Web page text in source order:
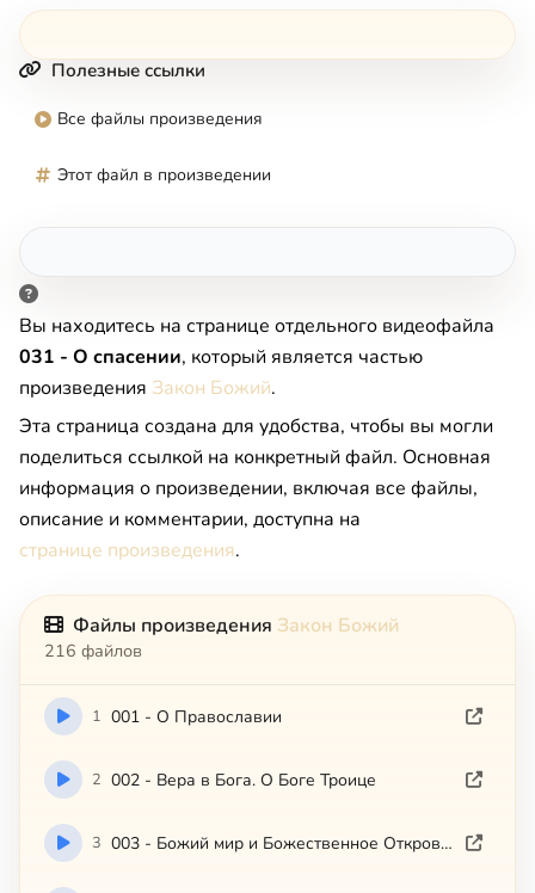
Полезные ссылки
Все файлы произведения
Этот файл в произведении
Вы находитесь на странице отдельного видеофайла
031 - О спасении, который является частью
произведения Закон Божий.
Эта страница создана для удобства, чтобы вы могли
поделиться ссылкой на конкретный файл. Основная
информация о произведении, включая все файлы,
описание и комментарии, доступна на
странице произведения.
Файлы произведения Закон Божий
216 файлов
1 001 - О Православии
2 002 - Вера в Бога. О Боге Троице
3 003 - Божий мир и Божественное Откровение